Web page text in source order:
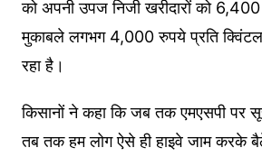
को अपनी उपज निजी खरीदारों को
मुकाबले लगभग 4,000 रुपये प्रति
रहा है।
किसानों ने कहा कि जब तक एमएसपी पर
तब तक हम लोग ऐसे ही हाइवे जाम करके